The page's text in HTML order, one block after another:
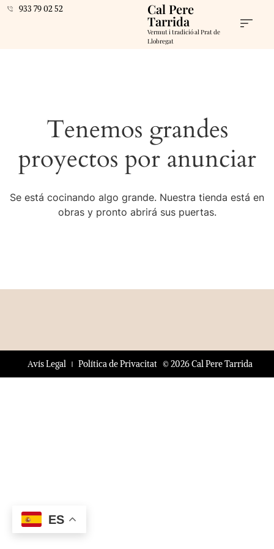
933 79 02 52 Cal Pere
Tarrida
Vermut i tradició al Prat de
Llobregat
Tenemos grandes
proyectos por anunciar
Se está cocinando algo grande. Nuestra tienda está en
obras y pronto abrirá sus puertas.
© 2026 Cal Pere Tarrida
Avís Legal Política de Privacitat
ES